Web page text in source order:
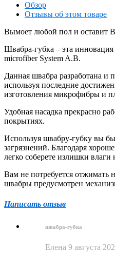
Обзор
Отзывы об этом товаре
Вымоет любой пол и оставит
Швабра-губка – эта
microfiber System A.B.
Данная швабра разработана и
используя последние
изготовления микрофибры и
Удобная насадка прекрасно
покрытиях.
Используя швабру-губку вы
загрязнений. Благодаря
легко соберете излишки влаги
Вам не потребуется отжимать
швабры предусмотрен
Написать отзыв
швабра-губка
Елена 9 августа